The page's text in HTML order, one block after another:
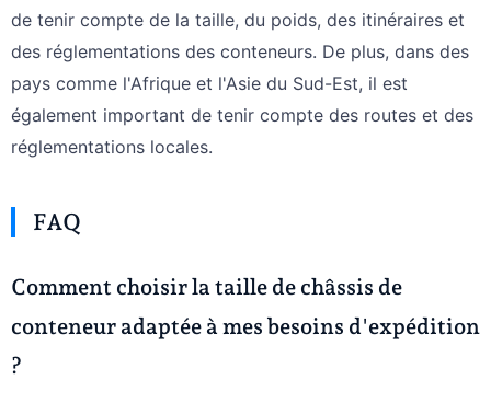
de tenir compte de la taille, du poids, des itinéraires et
des réglementations des conteneurs. De plus, dans des
pays comme l'Afrique et l'Asie du Sud-Est, il est
également important de tenir compte des routes et des
réglementations locales.
FAQ
Comment choisir la taille de châssis de
conteneur adaptée à mes besoins d'expédition
?